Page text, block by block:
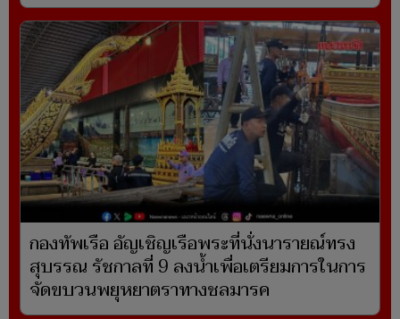
กองทัพเรือ อัญเชิญเรือพระที่นั่งนารายณ์ทรง
สุบรรณ รัชกาลที่ 9 ลงน้ำเพื่อเตรียมการในการ
จัดขบวนพยุหยาตราทางชลมารค